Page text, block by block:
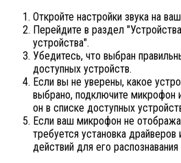
Откройте настройки звука на
Перейдите в раздел
устройства".
Убедитесь, что выбран
доступных устройств.
Если вы не уверены, какое
выбрано, подключите микрофон
он в списке доступных
Если ваш микрофон не
требуется установка
действий для его